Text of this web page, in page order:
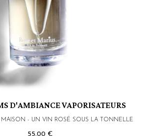
D'AMBIANCE VAPORISATEURS
MAISON - UN VIN ROSÉ SOUS LA TONNELLE
55,00 €